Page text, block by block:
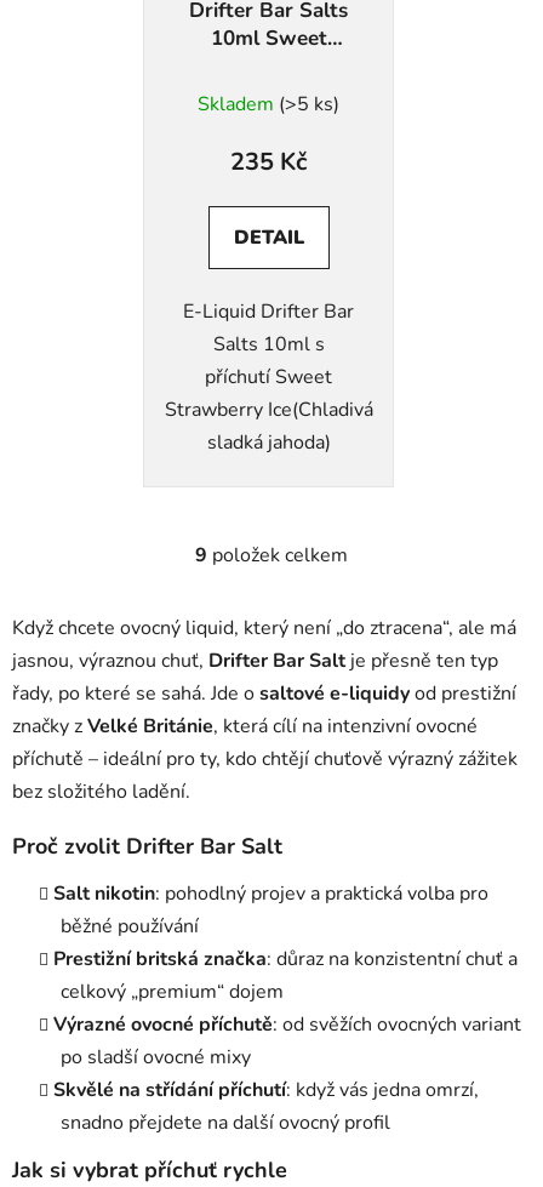
Drifter Bar Salts
10ml Sweet
Skladem (>5 ks)
235 Kč
DETAIL
E-Liquid Drifter Bar
Salts 10ml s
příchutí Sweet
Strawberry Ice(Chladivá
sladká jahoda)
O
l
á
d
a
c
í
v
k
y
v
p
i
s
9 položek celkem
Když chcete ovocný liquid, který není „do ztracena“, ale má
jasnou, výraznou chuť, Drifter Bar Salt je přesně ten typ
řady, po které se sahá. Jde osaltové e-liquidyod prestižní
značky zVelké Británie, která cílí na intenzivní ovocné
příchutě – ideální pro ty, kdo chtějí chuťově výrazný zážitek
bez složitého ladění.
Proč zvolit Drifter Bar Salt
Salt nikotin: pohodlný projev a praktická volba pro
běžné používání
Prestižní britská značka: důraz na konzistentní chuť a
celkový „premium“ dojem
Výrazné ovocné příchutě: od svěžích ovocných variant
po sladší ovocné mixy
Skvělé na střídání příchutí: když vás jedna omrzí,
snadno přejdete na další ovocný profil
Jak si vybrat příchuť rychle